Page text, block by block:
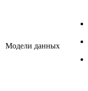
Модели данных